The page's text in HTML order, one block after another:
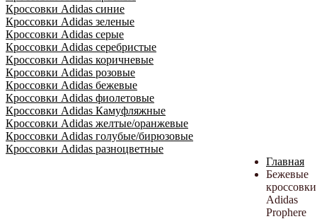
Кроссовки Adidas синие
Кроссовки Adidas зеленые
Кроссовки Adidas серые
Кроссовки Adidas серебристые
Кроссовки Adidas коричневые
Кроссовки Adidas розовые
Кроссовки Adidas бежевые
Кроссовки Adidas фиолетовые
Кроссовки Adidas Камуфляжные
Кроссовки Adidas желтые/оранжевые
Кроссовки Adidas голубые/бирюзовые
Кроссовки Adidas разноцветные
Главная
Бежевые
кроссовки
Adidas
Prophere